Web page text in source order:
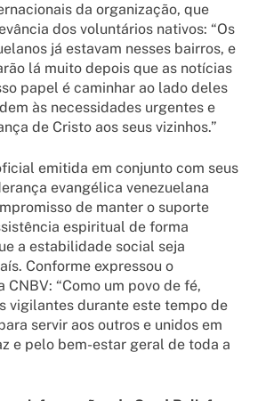
da organização, que
dos voluntários nativos: “Os
já estavam nesses bairros, e
lá muito depois que as notícias
papel é caminhar ao lado deles
às necessidades urgentes e
de Cristo aos seus vizinhos.”
emitida em conjunto com seus
evangélica venezuelana
de manter o suporte
espiritual de forma
a estabilidade social seja
Conforme expressou o
CNBV: “Como um povo de fé,
vigilantes durante este tempo de
servir aos outros e unidos em
e pelo bem-estar geral de toda a